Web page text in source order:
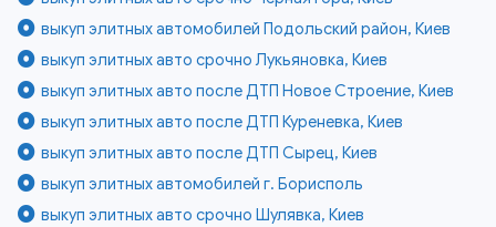
выкуп элитных автомобилей Подольский район, Киев
выкуп элитных авто срочно Лукьяновка, Киев
выкуп элитных авто после ДТП Новое Строение, Киев
выкуп элитных авто после ДТП Куреневка, Киев
выкуп элитных авто после ДТП Сырец, Киев
выкуп элитных автомобилей г. Борисполь
выкуп элитных авто срочно Шулявка, Киев